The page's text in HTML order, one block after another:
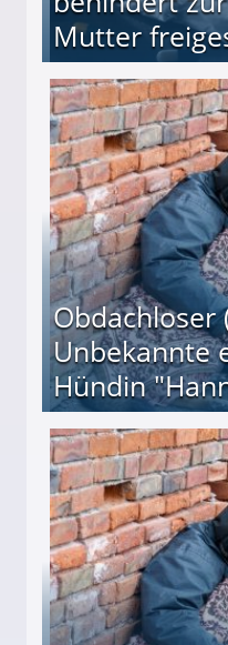
Mutter
Mutter freigesprochen!
Obdachloser
Unbekannte
Hündin
entführten seine Hündin